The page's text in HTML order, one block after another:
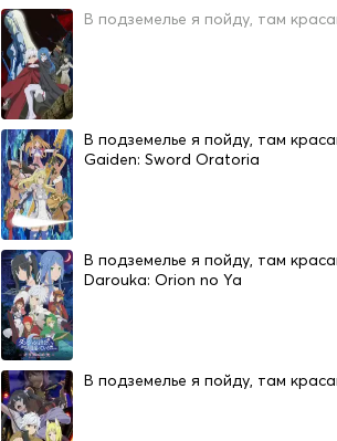
В подземелье я пойду, там
В подземелье я пойду, там
Gaiden: Sword Oratoria
В подземелье я пойду, там
Darouka: Orion no Ya
В подземелье я пойду, там